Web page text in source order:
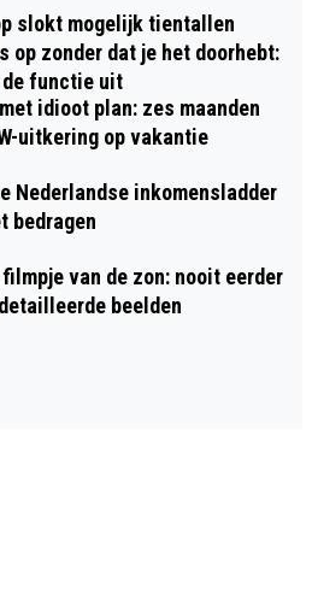
slokt mogelijk tientallen
op zonder dat je het doorhebt:
functie uit
idioot plan: zes maanden
uitkering op vakantie
Nederlandse inkomensladder
bedragen
van de zon: nooit eerder
beelden